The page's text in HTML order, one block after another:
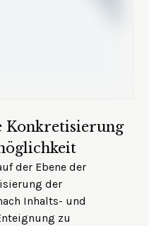
Konkretisierung
der Ebene der
der
Inhalts- und
zu